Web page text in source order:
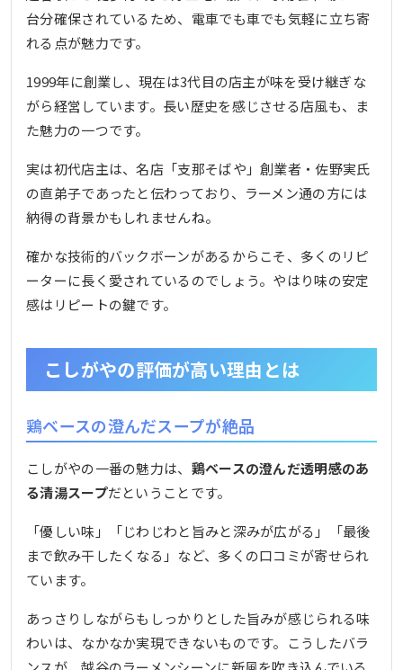
台分確保されているため、電車でも車でも気軽に立ち寄
れる点が魅力です。
1999年に創業し、現在は3代目の店主が味を受け継ぎな
がら経営しています。長い歴史を感じさせる店風も、ま
た魅力の一つです。
実は初代店主は、名店「支那そばや」創業者・佐野実氏
の直弟子であったと伝わっており、ラーメン通の方には
納得の背景かもしれませんね。
確かな技術的バックボーンがあるからこそ、多くのリピ
ーターに長く愛されているのでしょう。やはり味の安定
感はリピートの鍵です。
こしがやの評価が高い理由とは
鶏ベースの澄んだスープが絶品
こしがやの一番の魅力は、 鶏ベースの澄んだ透明感のあ
る清湯スープだということです。
「優しい味」「じわじわと旨みと深みが広がる」「最後
まで飲み干したくなる」など、多くの口コミが寄せられ
ています。
あっさりしながらもしっかりとした旨みが感じられる味
わいは、なかなか実現できないものです。こうしたバラ